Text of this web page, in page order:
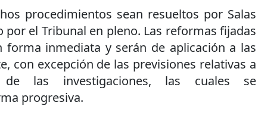
procedimientos sean resueltos por Salas
por el Tribunal en pleno. Las reformas fijadas
forma inmediata y serán de aplicación a las
con excepción de las previsiones relativas a
las investigaciones, las cuales se
progresiva.